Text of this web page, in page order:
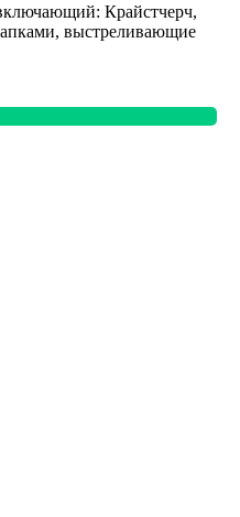
Крайстчерч,
выстреливающие